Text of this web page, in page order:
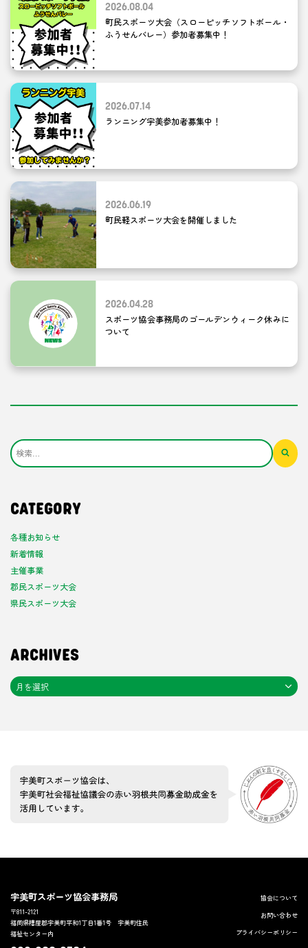
2026.08.04
町民スポーツ大会（スローピッチソフトボール・
ふうせんバレー）参加者募集中！
2026.07.14
ランニング宇美参加者募集中！
2026.06.19
町民軽スポーツ大会を開催しました
2026.04.28
スポーツ協会事務局のゴールデンウィーク休みに
ついて
CATEGORY
各種お知らせ
新着情報
主催事業
郡民スポーツ大会
県民スポーツ大会
ARCHIVES
宇美町スポーツ協会事務局
〒811-2121
福岡県糟屋郡宇美町平和1丁目1番1号 宇美町住民
福祉センター内
協会について
お問い合わせ
プライバシーポリシー